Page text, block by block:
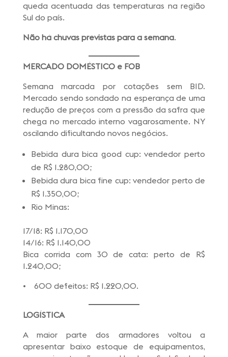
queda acentuada das temperaturas na região
Sul do país.
Não há chuvas previstas para a semana.
MERCADO DOMÉSTICO e FOB
Semana marcada por cotações sem BID.
Mercado sendo sondado na esperança de uma
redução de preços com a pressão da safra que
chega no mercado interno vagarosamente. NY
oscilando dificultando novos negócios.
Bebida dura bica good cup: vendedor perto
de R$ 1.280,00;
Bebida dura bica fine cup: vendedor perto de
R$ 1.350,00;
Rio Minas:
17/18: R$ 1.170,00
14/16: R$ 1.140,00
Bica corrida com 30 de cata: perto de R$
1.240,00;
• 600 defeitos: R$ 1.220,00.
LOGÍSTICA
A maior parte dos armadores voltou a
apresentar baixo estoque de equipamentos,